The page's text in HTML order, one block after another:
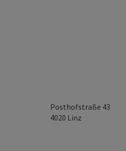
Posthofstraße 43
4020 Linz